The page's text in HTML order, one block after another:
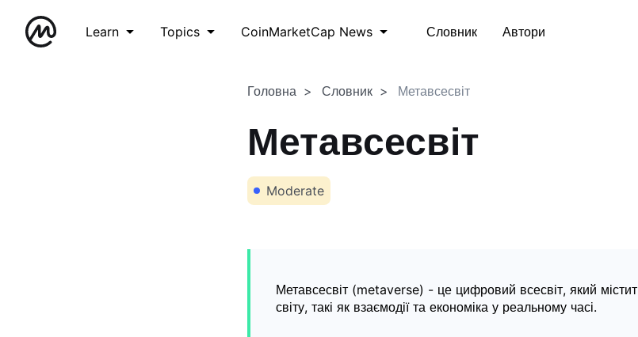
Learn Topics CoinMarketCap News Словник Автори
Головна Словник Метавсесвіт
Метавсесвіт
Moderate
Метавсесвіт (metaverse) - це цифровий всесвіт, який
світу, такі як взаємодії та економіка у реальному часі.